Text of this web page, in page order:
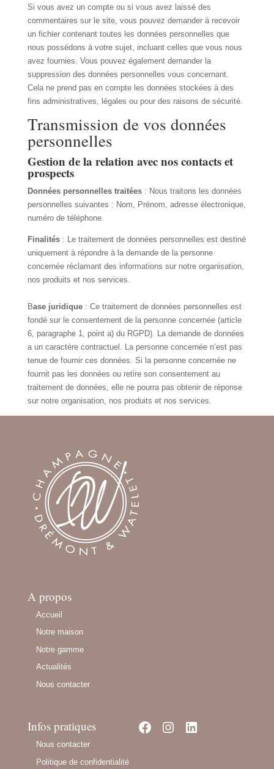
Si vous avez un compte ou si vous avez laissé des
commentaires sur le site, vous pouvez demander à recevoir
un fichier contenant toutes les données personnelles que
nous possédons à votre sujet, incluant celles que vous nous
avez fournies. Vous pouvez également demander la
suppression des données personnelles vous concernant.
Cela ne prend pas en compte les données stockées à des
fins administratives, légales ou pour des raisons de sécurité.
Transmission de vos données
personnelles
Gestion de la relation avec nos contacts et
prospects
Données personnelles traitées: Nous traitons les données
personnelles suivantes : Nom, Prénom, adresse électronique,
numéro de téléphone.
Finalités: Le traitement de données personnelles est destiné
uniquement à répondre à la demande de la personne
concernée réclamant des informations sur notre organisation,
nos produits et nos services.
Base juridique: Ce traitement de données personnelles est
fondé sur le consentement de la personne concernée (article
6, paragraphe 1, point a) du RGPD). La demande de données
a un caractère contractuel. La personne concernée n’est pas
tenue de fournir ces données. Si la personne concernée ne
fournit pas les données ou retire son consentement au
traitement de données, elle ne pourra pas obtenir de réponse
sur notre organisation, nos produits et nos services.
A propos
Accueil
Notre maison
Notre gamme
Actualités
Nous contacter
Infos pratiques
Nous contacter
Politique de confidentialité
Facebook
Instagram
LinkedIn